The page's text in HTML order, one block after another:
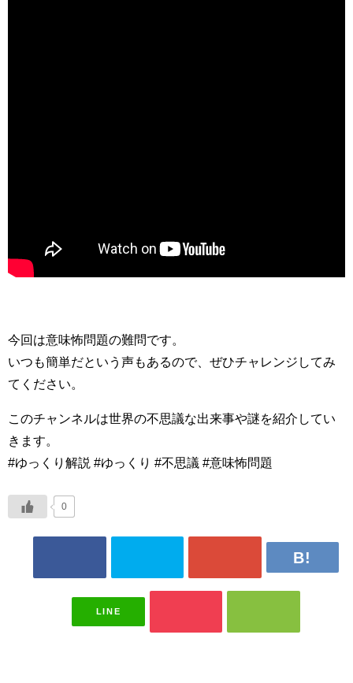
今回は意味怖問題の難問です。
いつも簡単だという声もあるので、ぜひチャレンジしてみ
てください。
このチャンネルは世界の不思議な出来事や謎を紹介してい
きます。
#ゆっくり解説 #ゆっくり #不思議 #意味怖問題
0
LINE